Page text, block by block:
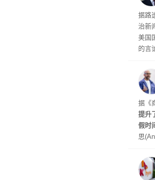
交
议，
易预
到倒
据路
治新
美国
的言
I行业
联邦
员
其中
提交
是
据《
提升
假时
思
在7
了这